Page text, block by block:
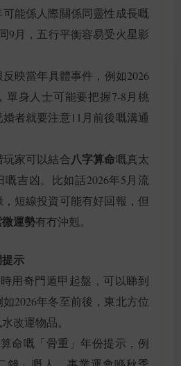
可能係人際關係同靈性成長嘅
9月，五行平衡容易受火星影
反映當年具體事件，例如2026
單身人士可能要把握7-8月桃
者就要注意11月前後嘅溝通
玩家可以結合八字算命嘅真太
吉凶。比如話2026年5月流
短線投資可能有好回報，但
運勢有冇沖剋。
示
時用奇門遁甲起盤，可以睇到
2026年冬至前後，東北方位
改運物品。
算命嘅「骨重」年份提示，例